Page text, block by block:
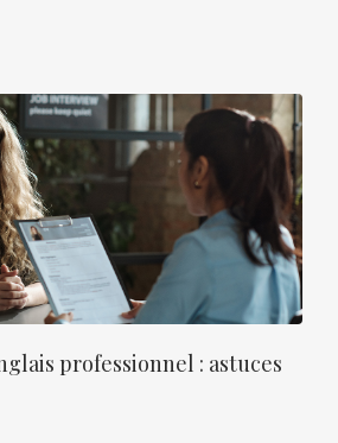
professionnel : astuces